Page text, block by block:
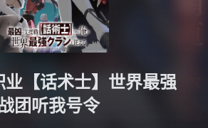
暂无观看影片的记录
业【话术士】世界最强
团听我号令